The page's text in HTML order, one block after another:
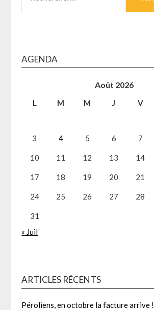
AGENDA
Août 2026
L M M J V
3 4 5 6 7
10 11 12 13 14
17 18 19 20 21
24 25 26 27 28
31
« Juil
ARTICLES RÉCENTS
Péroliens, en octobre la facture arrive !